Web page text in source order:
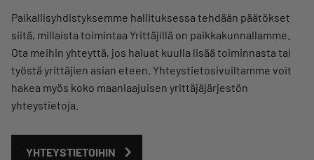
Paikallisyhdistyksemme hallituksessa tehdään päätökset
siitä, millaista toimintaa Yrittäjillä on paikkakunnallamme.
Ota meihin yhteyttä, jos haluat kuulla lisää toiminnasta tai
työstä yrittäjien asian eteen. Yhteystietosivuiltamme voit
hakea myös koko maanlaajuisen yrittäjäjärjestön
yhteystietoja.
YHTEYSTIETOIHIN